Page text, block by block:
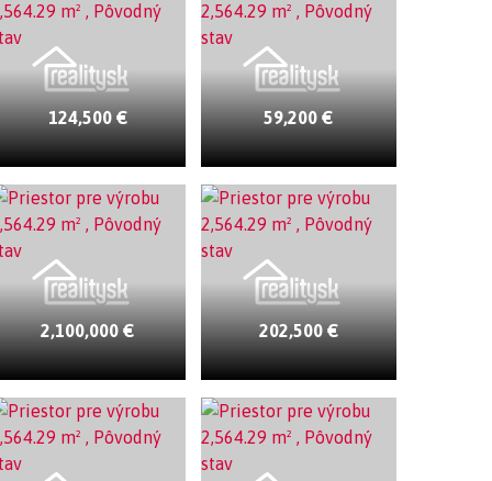
124,500 € 59,200 €
2,100,000 € 202,500 €